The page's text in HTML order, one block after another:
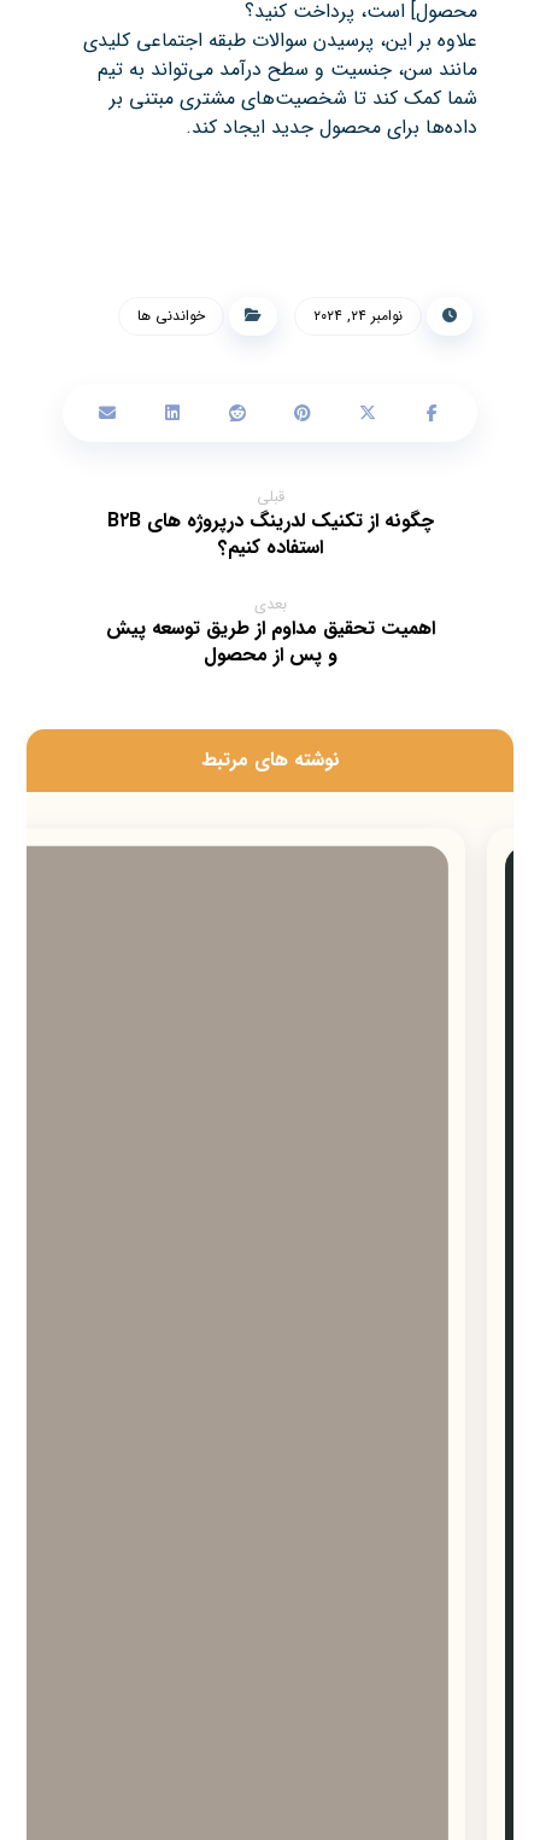
محصول] است، پرداخت کنید؟
علاوه بر این، پرسیدن سوالات طبقه اجتماعی کلیدی
مانند سن، جنسیت و سطح درآمد می‌تواند به تیم
شما کمک کند تا شخصیت‌های مشتری مبتنی بر
داده‌ها برای محصول جدید ایجاد کند.
نوامبر ۲۴, ۲۰۲۴ خواندنی ها
قبلی
چگونه از تکنیک لدرینگ درپروژه های B۲B
استفاده کنیم؟
بعدی
اهمیت تحقیق مداوم از طریق توسعه پیش
و پس از محصول
‫نوشته های مرتبط